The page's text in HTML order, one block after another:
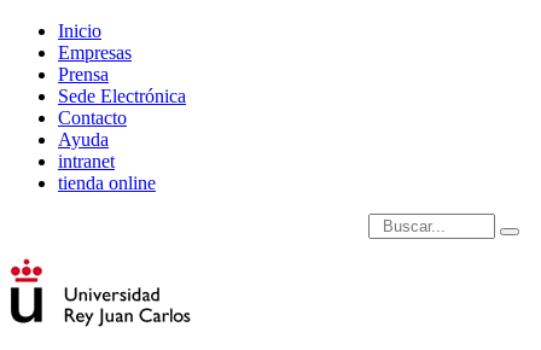
Inicio
Empresas
Prensa
Sede Electrónica
Contacto
Ayuda
intranet
tienda online
Introduce términos de